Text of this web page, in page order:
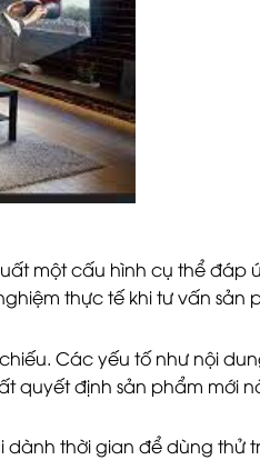
một cấu hình cụ thể đáp
thực tế khi tư vấn sản
Các yếu tố như nội
quyết định sản phẩm mới
thời gian để dùng thử